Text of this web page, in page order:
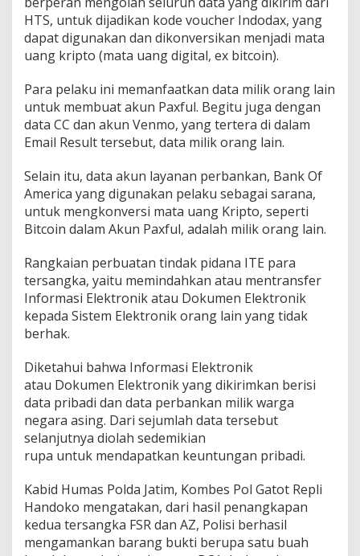
HTS, untuk dijadikan kode voucher Indodax, yang
dapat digunakan dan dikonversikan menjadi mata
uang kripto (mata uang digital, ex bitcoin).
Para pelaku ini memanfaatkan data milik orang lain
untuk membuat akun Paxful. Begitu juga dengan
data CC dan akun Venmo, yang tertera di dalam
Email Result tersebut, data milik orang lain.
Selain itu, data akun layanan perbankan, Bank Of
America yang digunakan pelaku sebagai sarana,
untuk mengkonversi mata uang Kripto, seperti
Bitcoin dalam Akun Paxful, adalah milik orang lain.
Rangkaian perbuatan tindak pidana ITE para
tersangka, yaitu memindahkan atau mentransfer
Informasi Elektronik atau Dokumen Elektronik
kepada Sistem Elektronik orang lain yang tidak
berhak.
Diketahui bahwa Informasi Elektronik
atau Dokumen Elektronik yang dikirimkan berisi
data pribadi dan data perbankan milik warga
negara asing. Dari sejumlah data tersebut
selanjutnya diolah sedemikian
rupa untuk mendapatkan keuntungan pribadi.
Kabid Humas Polda Jatim, Kombes Pol Gatot Repli
Handoko mengatakan, dari hasil penangkapan
kedua tersangka FSR dan AZ, Polisi berhasil
mengamankan barang bukti berupa satu buah